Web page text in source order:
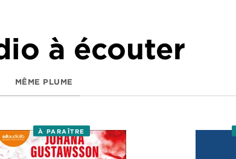
à écouter
MÊME PLUME
À PARAÎTRE